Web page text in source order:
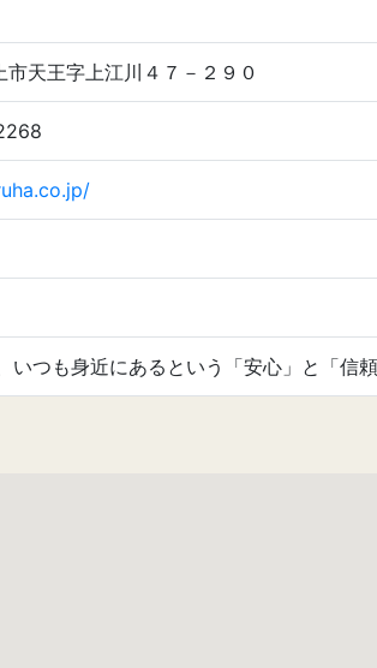
天王字上江川４７－２９０
いつも身近にあるという「安心」と「信